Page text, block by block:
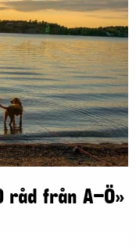
råd från A–Ö»